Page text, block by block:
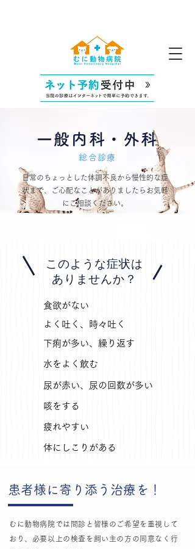
一般内科・外科
総合診療
日常のちょっとした体調不良から慢性的な症
状まで、ご心配なことがありましたらお気軽
にご相談ください。
​このような症状は
ありませんか？
よく吐く、時々吐く
食欲がない
下痢が多い、繰り返す
水をよく飲む
尿が赤い、尿の回数が多い
疲れやすい
咳をする
体にしこりがある
​患者様に寄り添う治療を！
むに動物病院では問診と皆様のご希望を重視して
おり、必要以上の検査を飼い主の方の同意なく行